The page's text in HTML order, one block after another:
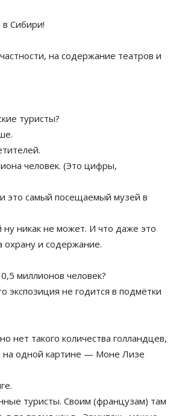
Сибири!
на содержание театров и
туристы?
человек. (Это цифры,
это самый посещаемый музей в
никак не может. И что даже это
охрану и содержание.
миллионов человек?
не годится в подмётки
нет такого количества голландцев,
на одной картине — Моне Лизе
туристы. Своим (французам) там